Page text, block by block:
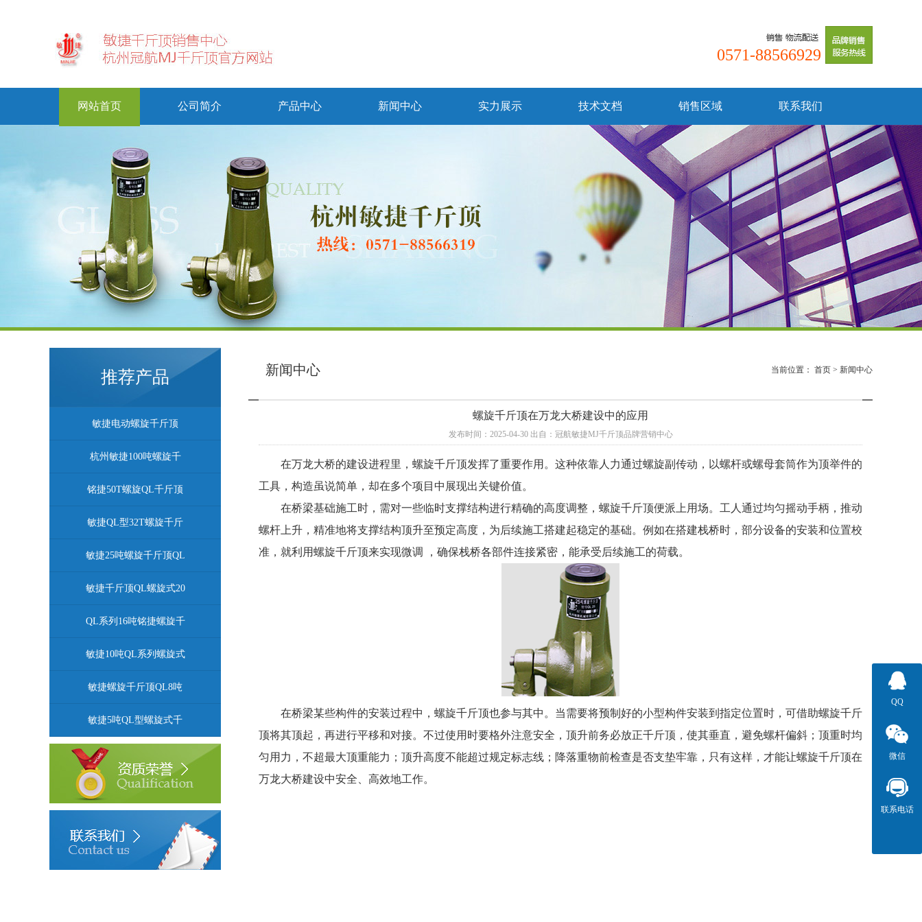
0571-88566929
网站首页 公司简介 产品中心 新闻中心 实力展示 技术文档 销售区域 联系我们
推荐产品
敏捷电动螺旋千斤顶
杭州敏捷100吨螺旋千
铭捷50T螺旋QL千斤顶
敏捷QL型32T螺旋千斤
敏捷25吨螺旋千斤顶QL
敏捷千斤顶QL螺旋式20
QL系列16吨铭捷螺旋千
敏捷10吨QL系列螺旋式
敏捷螺旋千斤顶QL8吨
敏捷5吨QL型螺旋式千
新闻中心 当前位置： 首页 > 新闻中心
螺旋千斤顶在万龙大桥建设中的应用
发布时间：2025-04-30 出自：冠航敏捷MJ千斤顶品牌营销中心
在万龙大桥的建设进程里，螺旋千斤顶发挥了重要作用。这种依靠人力通过螺旋副传动，以螺杆或螺母套筒作为顶举件的
工具，构造虽说简单，却在多个项目中展现出关键价值。
在桥梁基础施工时，需对一些临时支撑结构进行精确的高度调整，螺旋千斤顶便派上用场。工人通过均匀摇动手柄，推动
螺杆上升，精准地将支撑结构顶升至预定高度，为后续施工搭建起稳定的基础。例如在搭建栈桥时，部分设备的安装和位置校
准，就利用螺旋千斤顶来实现微调 ，确保栈桥各部件连接紧密，能承受后续施工的荷载。
在桥梁某些构件的安装过程中，螺旋千斤顶也参与其中。当需要将预制好的小型构件安装到指定位置时，可借助螺旋千斤
顶将其顶起，再进行平移和对接。不过使用时要格外注意安全，顶升前务必放正千斤顶，使其垂直，避免螺杆偏斜；顶重时均
匀用力，不超最大顶重能力；顶升高度不能超过规定标志线；降落重物前检查是否支垫牢靠，只有这样，才能让螺旋千斤顶在
万龙大桥建设中安全、高效地工作。
QQ
微信
联系电话